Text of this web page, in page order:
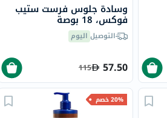
وسادة جلوس فرست ستيب
فوكس، 18 بوصة
التوصيل اليوم
57.50
115
20% خصم